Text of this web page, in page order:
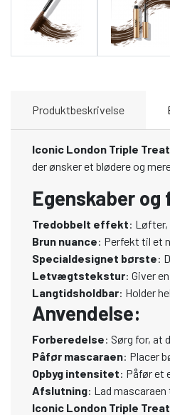
Produktbeskrivelse
Iconic London Triple
der ønsker et blødere og
Egenskaber og
Tredobbelt effekt: Løfter,
Brun nuance: Perfekt til et
Specialdesignet børste:
Letvægtstekstur: Giver
Langtidsholdbar: Holder
Anvendelse:
Forberedelse: Sørg for, at
Påfør mascaraen: Placer
Opbyg intensitet: Påfør et
Afslutning: Lad
Iconic London Triple